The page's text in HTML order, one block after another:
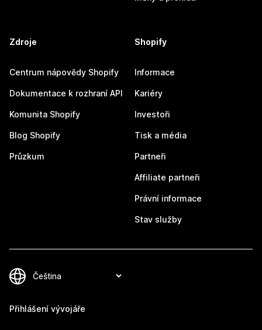
Zdroje
Centrum nápovědy Shopify
Dokumentace k rozhraní API
Komunita Shopify
Blog Shopify
Průzkum
Shopify
Informace
Kariéry
Investoři
Tisk a média
Partneři
Affiliate partneři
Právní informace
Stav služby
Přihlášení vývojáře